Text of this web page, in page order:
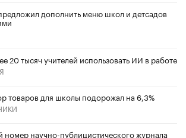
дополнить меню школ и детсадов
20 тысяч учителей использовать ИИ в работе
товаров для школы подорожал на 6,3%
номер научно-публицистического журнала